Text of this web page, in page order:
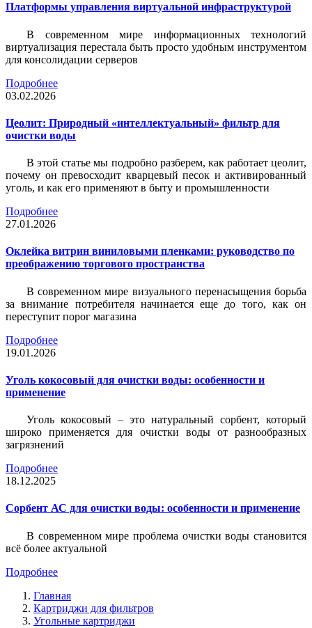
Платформы управления виртуальной инфраструктурой
В современном мире информационных технологий
виртуализация перестала быть просто удобным инструментом
для консолидации серверов
Подробнее
03.02.2026
Цеолит: Природный «интеллектуальный» фильтр для
очистки воды
В этой статье мы подробно разберем, как работает цеолит,
почему он превосходит кварцевый песок и активированный
уголь, и как его применяют в быту и промышленности
Подробнее
27.01.2026
Оклейка витрин виниловыми пленками: руководство по
преображению торгового пространства
В современном мире визуального перенасыщения борьба
за внимание потребителя начинается еще до того, как он
переступит порог магазина
Подробнее
19.01.2026
Уголь кокосовый для очистки воды: особенности и
применение
Уголь кокосовый – это натуральный сорбент, который
широко применяется для очистки воды от разнообразных
загрязнений
Подробнее
18.12.2025
Сорбент АС для очистки воды: особенности и применение
В современном мире проблема очистки воды становится
всё более актуальной
Подробнее
Главная
Картриджи для фильтров
Угольные картриджи